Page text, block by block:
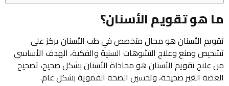
ما هو تقويم الأسنان؟
تقويم الأسنان هو مجال متخصص في طب الأسنان يركز على
تشخيص ومنع وعلاج التشوهات السنية والفكية، الهدف الأساسي
من علاج تقويم الأسنان هو محاذاة الأسنان بشكل صحيح، تصحيح
العضة الغير صحيحة، وتحسين الصحة الفموية بشكل عام.